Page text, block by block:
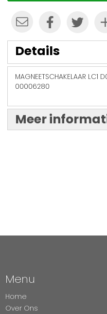
Details
MAGNEETSCHAKELAAR LC1
00006280
Meer
Menu
Home
Over Ons